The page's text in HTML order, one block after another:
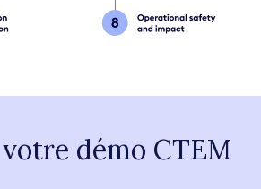
démo CTEM